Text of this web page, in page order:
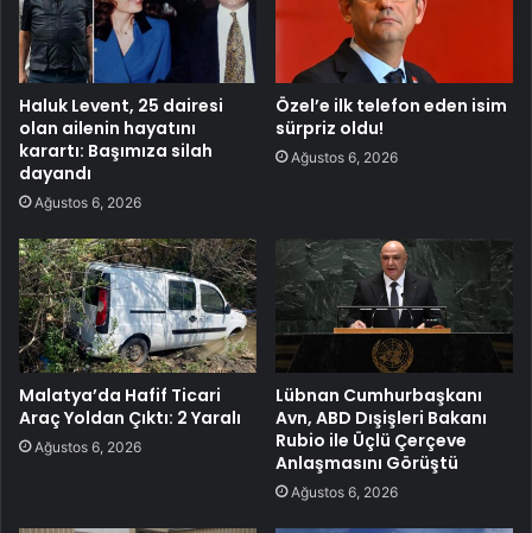
Haluk Levent, 25 dairesi
olan ailenin hayatını
karartı: Başımıza silah
dayandı
Ağustos 6, 2026
Özel’e ilk telefon eden isim
sürpriz oldu!
Ağustos 6, 2026
Malatya’da Hafif Ticari
Araç Yoldan Çıktı: 2 Yaralı
Ağustos 6, 2026
Lübnan Cumhurbaşkanı
Avn, ABD Dışişleri Bakanı
Rubio ile Üçlü Çerçeve
Anlaşmasını Görüştü
Ağustos 6, 2026